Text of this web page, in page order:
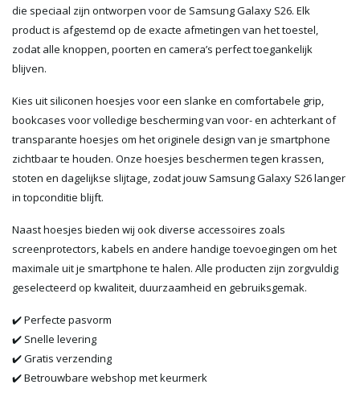
die speciaal zijn ontworpen voor de Samsung Galaxy S26. Elk
product is afgestemd op de exacte afmetingen van het toestel,
zodat alle knoppen, poorten en camera’s perfect toegankelijk
blijven.
Kies uit siliconen hoesjes voor een slanke en comfortabele grip,
bookcases voor volledige bescherming van voor- en achterkant of
transparante hoesjes om het originele design van je smartphone
zichtbaar te houden. Onze hoesjes beschermen tegen krassen,
stoten en dagelijkse slijtage, zodat jouw Samsung Galaxy S26 langer
in topconditie blijft.
Naast hoesjes bieden wij ook diverse accessoires zoals
screenprotectors, kabels en andere handige toevoegingen om het
maximale uit je smartphone te halen. Alle producten zijn zorgvuldig
geselecteerd op kwaliteit, duurzaamheid en gebruiksgemak.
✔️ Perfecte pasvorm
✔️ Snelle levering
✔️ Gratis verzending
✔️ Betrouwbare webshop met keurmerk